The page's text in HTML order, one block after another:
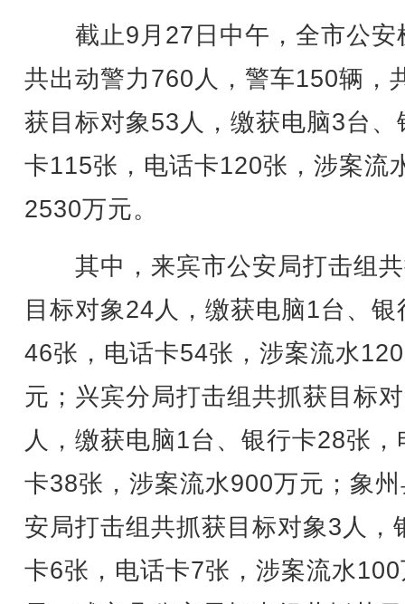
截止9月27日中午，全市公安
共出动警力760人，警车150辆，
获目标对象53人，缴获电脑3台、
卡115张，电话卡120张，涉案流
2530万元。
其中，来宾市公安局打击组
目标对象24人，缴获电脑1台、银
46张，电话卡54张，涉案流水
元；兴宾分局打击组共抓获目标
人，缴获电脑1台、银行卡28张，
卡38张，涉案流水900万元；象
安局打击组共抓获目标对象3人，
卡6张，电话卡7张，涉案流水